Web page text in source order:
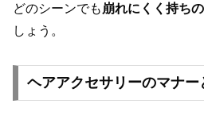
どのシーンでも 崩れにくく持ち
しょう。
ヘアアクセサリーのマナー